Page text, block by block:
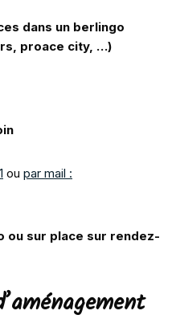
dans un berlingo
proace city, …)
ou par mail :
ou sur place sur rendez-